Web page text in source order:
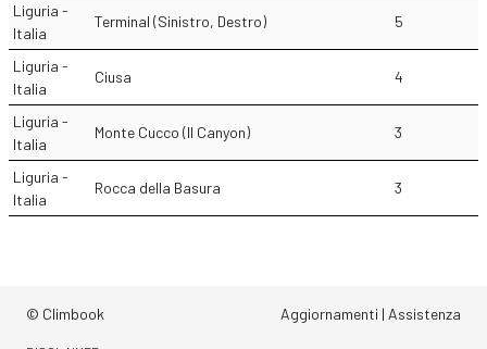
Liguria -
Italia
Terminal (Sinistro, Destro) 5
Liguria -
Italia
Ciusa 4
Liguria -
Italia
Monte Cucco (Il Canyon) 3
Liguria -
Italia
Rocca della Basura 3
© Climbook Aggiornamenti | Assistenza